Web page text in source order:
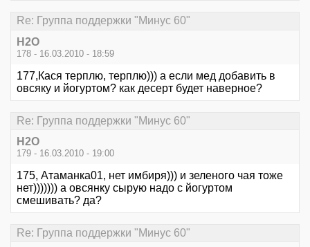
Re: Группа поддержки "Минус 60"
Н2О
178 - 16.03.2010 - 18:59
177,Кася терплю, терплю))) а если мед добавить в
овсяку и йогуртом? как десерт будет наверное?
Re: Группа поддержки "Минус 60"
Н2О
179 - 16.03.2010 - 19:00
175, Атаманка01, нет имбиря))) и зеленого чая тоже
нет))))))) а овсянку сырую надо с йогуртом
смешивать? да?
Re: Группа поддержки "Минус 60"